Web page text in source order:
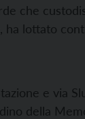
che
ha lottato
e via
della